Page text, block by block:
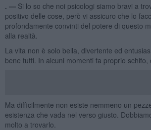
. — Si lo so che noi psicologi siamo bravi a
positivo delle cose, però vi assicuro che lo
profondamente convinti del potere di questo
alla realtà.
La vita non è solo bella, divertente ed
bene tutti. In alcuni momenti fa proprio schifo,
Ma difficilmente non esiste nemmeno un
esistenza che vada nel verso giusto.
molto a trovarlo.